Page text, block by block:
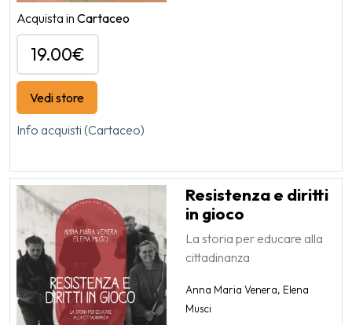
Acquista in Cartaceo
19.00€
Vedi store
Info acquisti (Cartaceo)
Resistenza e diritti
in gioco
La storia per educare alla
cittadinanza
Anna Maria Venera, Elena
Musci